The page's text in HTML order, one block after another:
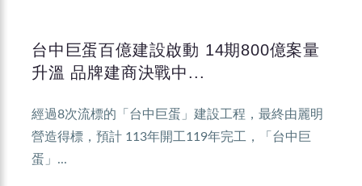
台中巨蛋百億建設啟動 14期800億案量
升溫 品牌建商決戰中...
經過8次流標的「台中巨蛋」建設工程，最終由麗明
營造得標，預計 113年開工119年完工，「台中巨
蛋」...